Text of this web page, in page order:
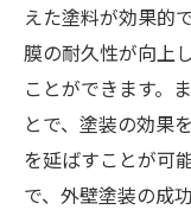
えた塗料が効果的
膜の耐久性が向上
ことができます。
とで、塗装の効果
を延ばすことが可
で、外壁塗装の成